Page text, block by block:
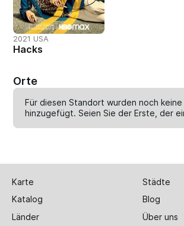
2021 USA
Hacks
Orte
Für diesen Standort wurden noch
hinzugefügt. Seien Sie der Erste, der
Karte
Städte
Katalog
Blog
Länder
Über uns